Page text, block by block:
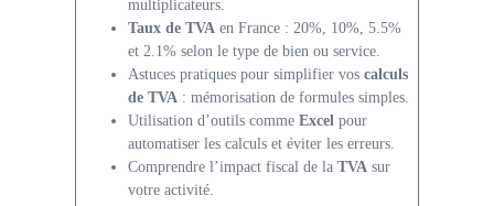
multiplicateurs.
Taux de TVA en France : 20%, 10%, 5.5%
et 2.1% selon le type de bien ou service.
Astuces pratiques pour simplifier vos calculs
de TVA : mémorisation de formules simples.
Utilisation d’outils comme Excel pour
automatiser les calculs et éviter les erreurs.
Comprendre l’impact fiscal de la TVA sur
votre activité.